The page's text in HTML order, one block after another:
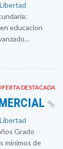
educacion
DESTACADA
Grado
mínimos de